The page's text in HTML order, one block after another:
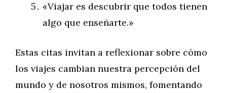
«Viajar es descubrir que todos tienen
algo que enseñarte.»
Estas citas invitan a reflexionar sobre cómo
los viajes cambian nuestra percepción del
mundo y de nosotros mismos, fomentando